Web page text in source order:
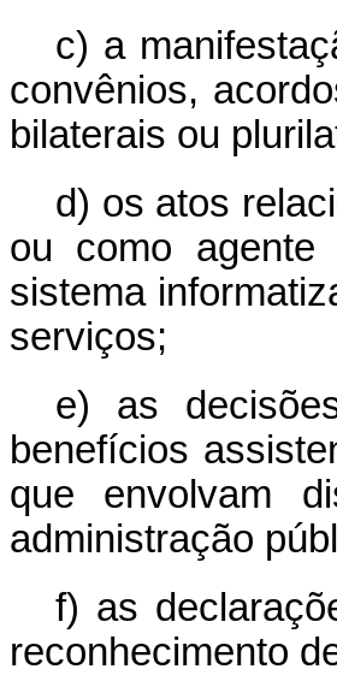
c) a
convênios,
bilaterais ou
d) os atos
ou como
sistema
serviços;
e) as
benefícios
que envolvam
administração
f) as
reconhecimento